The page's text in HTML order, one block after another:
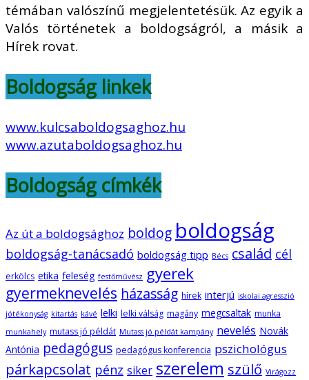
témában valószínű megjelentetésük. Az egyik a
Valós történetek a boldogságról, a másik a
Hírek rovat.
Boldogság linkek
www.kulcsaboldogsaghoz.hu
www.azutaboldogsaghoz.hu
Boldogság címkék
Az út a boldogsághoz boldog boldogság
boldogság-tanácsadó boldogság tipp Bécs család cél
erkölcs etika feleség festőművész gyerek
gyermeknevelés házasság hírek interjú iskolai agresszió
jótékonyság kitartás kávé lelki lelki válság magány megcsaltak munka
munkahely mutass jó példát Mutass jó példát kampány nevelés Novák
Antónia pedagógus pedagógus konferencia pszichológus
párkapcsolat pénz siker szerelem szülő Virágozz